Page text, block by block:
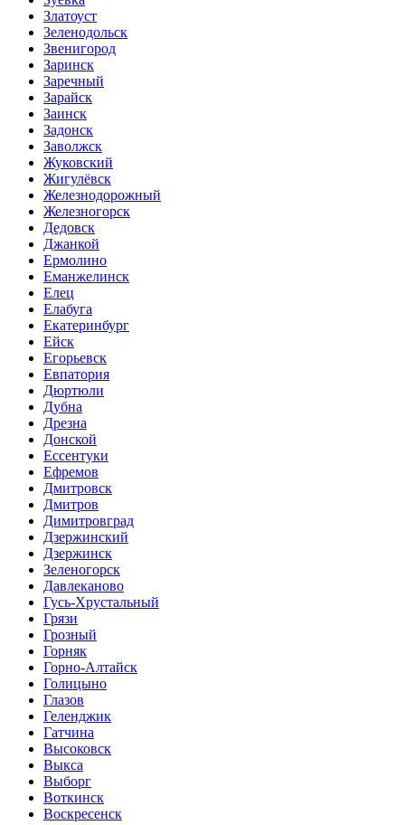
Златоуст
Зеленодольск
Звенигород
Заринск
Заречный
Зарайск
Заинск
Задонск
Заволжск
Жуковский
Жигулёвск
Железнодорожный
Железногорск
Дедовск
Джанкой
Ермолино
Еманжелинск
Елец
Елабуга
Екатеринбург
Ейск
Егорьевск
Евпатория
Дюртюли
Дубна
Дрезна
Донской
Ессентуки
Ефремов
Дмитровск
Дмитров
Димитровград
Дзержинский
Дзержинск
Зеленогорск
Давлеканово
Гусь-Хрустальный
Грязи
Грозный
Горняк
Горно-Алтайск
Голицыно
Глазов
Геленджик
Гатчина
Высоковск
Выкса
Выборг
Воткинск
Воскресенск